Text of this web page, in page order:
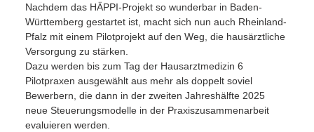
Nachdem das HÄPPI-Projekt so wunderbar in Baden-
Württemberg gestartet ist, macht sich nun auch Rheinland-
Pfalz mit einem Pilotprojekt auf den Weg, die hausärztliche
Versorgung zu stärken.
Dazu werden bis zum Tag der Hausarztmedizin 6
Pilotpraxen ausgewählt aus mehr als doppelt soviel
Bewerbern, die dann in der zweiten Jahreshälfte 2025
neue Steuerungsmodelle in der Praxiszusammenarbeit
evaluieren werden.